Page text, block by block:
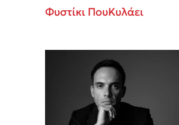
Φυστίκι ΠουΚυλάει